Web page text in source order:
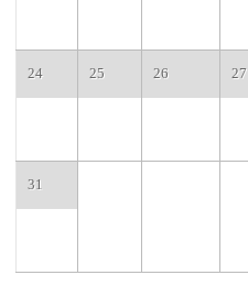
24 25 26 27
31